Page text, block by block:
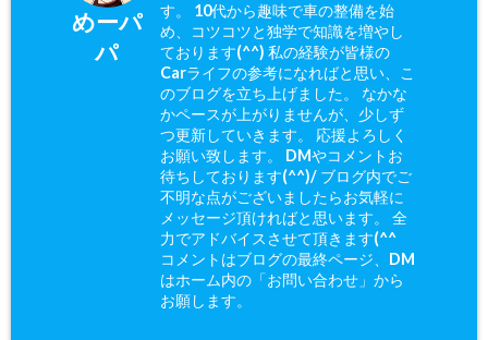
めーパ
パ
す。 10代から趣味で車の整備を始
め、コツコツと独学で知識を増やし
ております(^^) 私の経験が皆様の
Carライフの参考になればと思い、こ
のブログを立ち上げました。 なかな
かペースが上がりませんが、少しず
つ更新していきます。 応援よろしく
お願い致します。 DMやコメントお
待ちしております(^^)/ ブログ内でご
不明な点がございましたらお気軽に
メッセージ頂ければと思います。 全
力でアドバイスさせて頂きます(^^ゞ
コメントはブログの最終ページ、DM
はホーム内の「お問い合わせ」から
お願します。